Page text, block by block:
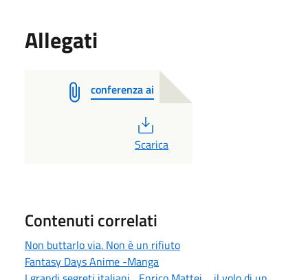
Allegati
conferenza ai
PDF
Scarica
Contenuti correlati
Non buttarlo via. Non è un rifiuto
Fantasy Days Anime -Manga